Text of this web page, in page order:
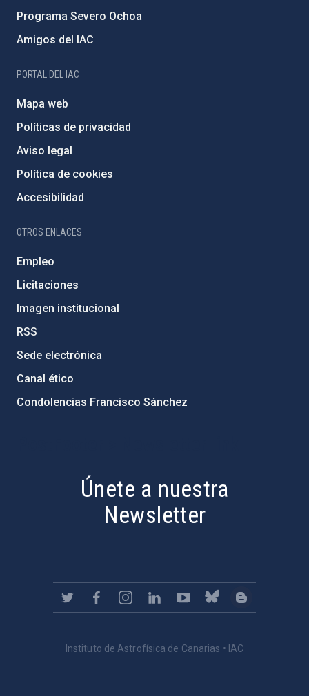
Programa Severo Ochoa
Amigos del IAC
PORTAL DEL IAC
Mapa web
Políticas de privacidad
Aviso legal
Política de cookies
Accesibilidad
OTROS ENLACES
Empleo
Licitaciones
Imagen institucional
RSS
Sede electrónica
Canal ético
Condolencias Francisco Sánchez
Únete a nuestra
Newsletter
Instituto de Astrofísica de Canarias • IAC